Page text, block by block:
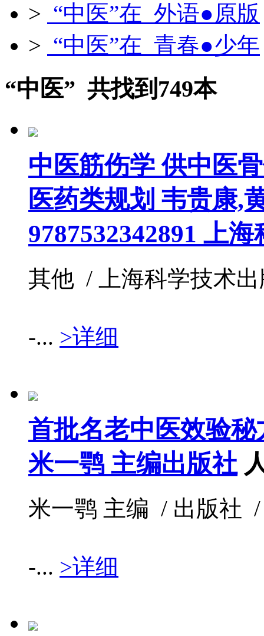
> “中医”在 外语●原版
> “中医”在 青春●少年
“中医” 共找到749本
中医筋伤学 供中医
医药类规划 韦贵康,
9787532342891 上
其他 / 上海科学技术
-... >详细
首批名老中医效验
米一鹗 主编出版社
米一鹗 主编 / 出版社 /
-... >详细